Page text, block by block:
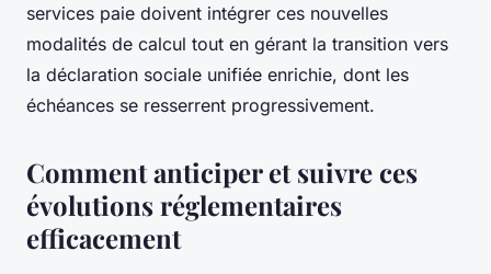
services paie doivent intégrer ces nouvelles
modalités de calcul tout en gérant la transition vers
la déclaration sociale unifiée enrichie, dont les
échéances se resserrent progressivement.
Comment anticiper et suivre ces
évolutions réglementaires
efficacement